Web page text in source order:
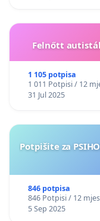
Felnőtt
1 105 potpisa
1 011 Potpisi / 12
31 Jul 2025
Potpišite za
846 potpisa
846 Potpisi / 12
5 Sep 2025